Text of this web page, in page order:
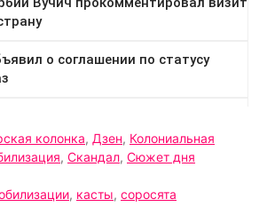
колонка, Дзен, Колониальная
, Скандал, Сюжет дня
, касты, соросята